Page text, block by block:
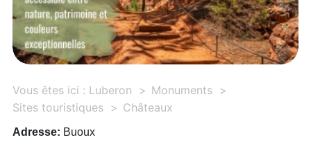
Vous êtes ici : Luberon
Monuments
Sites touristiques
Châteaux
Adresse: Buoux